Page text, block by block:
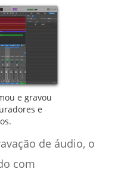
e gravou
e
de áudio, o
com